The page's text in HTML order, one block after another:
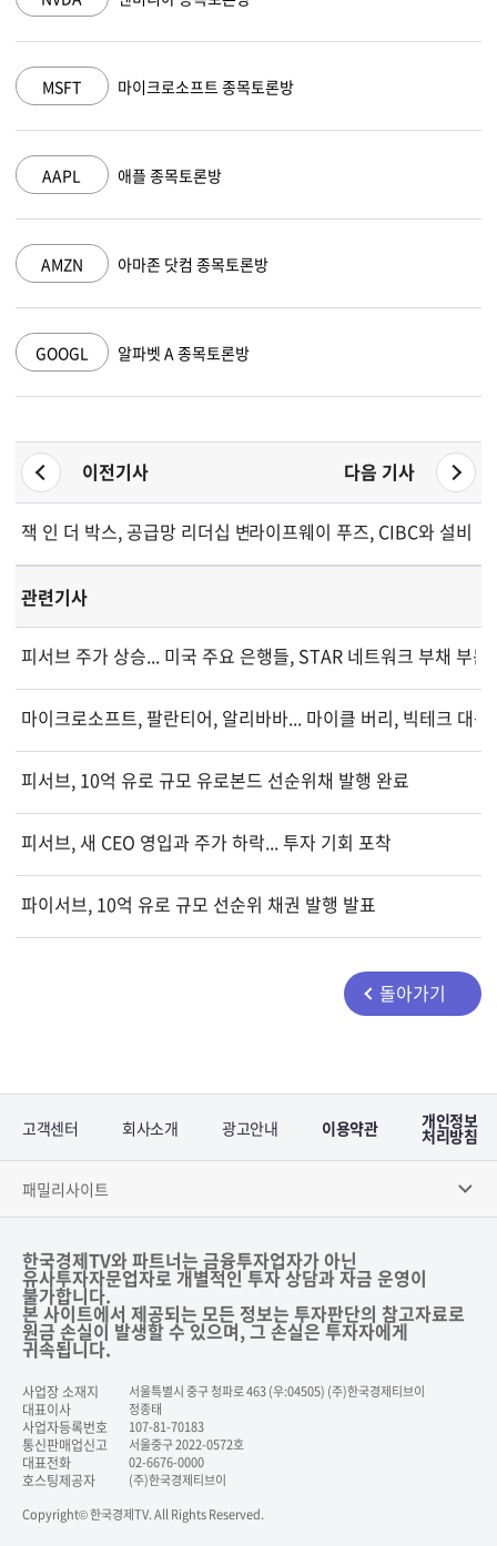
MSFT 마이크로소프트 종목토론방
AAPL 애플 종목토론방
AMZN 아마존 닷컴 종목토론방
GOOGL 알파벳 A 종목토론방
이전기사 다음 기사
잭 인 더 박스, 공급망 리더십 변경 발표라이프웨이 푸즈, CIBC와 설비
관련기사
피서브 주가 상승... 미국 주요 은행들, STAR 네트워크 부채 부문
마이크로소프트, 팔란티어, 알리바바... 마이클 버리, 빅테크 대
피서브, 10억 유로 규모 유로본드 선순위채 발행 완료
피서브, 새 CEO 영입과 주가 하락... 투자 기회 포착
파이서브, 10억 유로 규모 선순위 채권 발행 발표
돌아가기
고객센터 회사소개 광고안내 이용약관 개인정보
처리방침
패밀리사이트
한국경제TV와 파트너는 금융투자업자가 아닌
유사투자자문업자로 개별적인 투자 상담과 자금 운영이
불가합니다.
본 사이트에서 제공되는 모든 정보는 투자판단의 참고자료로
원금 손실이 발생할 수 있으며, 그 손실은 투자자에게
귀속됩니다.
사업장 소재지 서울특별시 중구 청파로 463 (우:04505) (주)한국경제티브이
대표이사 정종태
사업자등록번호 107-81-70183
통신판매업신고 서울중구 2022-0572호
대표전화 02-6676-0000
호스팅제공자
(주)한국경제티브이
Copyright© 한국경제TV. All Rights Reserved.